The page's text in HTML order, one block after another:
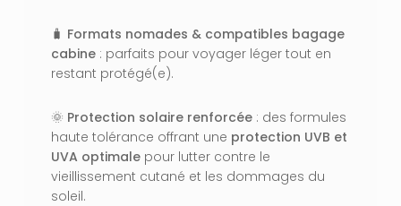
🧳 Formats nomades & compatibles bagage
cabine: parfaits pour voyager léger tout en
restant protégé(e).
🌞 Protection solaire renforcée: des formules
haute tolérance offrant une protection UVB et
UVA optimalepour lutter contre le
vieillissement cutané et les dommages du
soleil.